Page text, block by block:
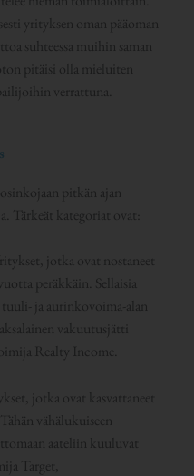
yrityksen oman pääoman
suhteessa muihin saman
pitäisi olla mieluiten
verrattuna.
pitkän ajan
Tärkeät kategoriat ovat:
jotka ovat nostaneet
peräkkäin. Sellaisia
ja aurinkovoima-alan
vakuutusjätti
Realty Income.
jotka ovat kasvattaneet
vähälukuiseen
aateliin kuuluvat
Target,